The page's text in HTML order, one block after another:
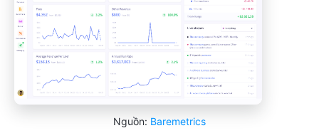
Nguồn: Baremetrics